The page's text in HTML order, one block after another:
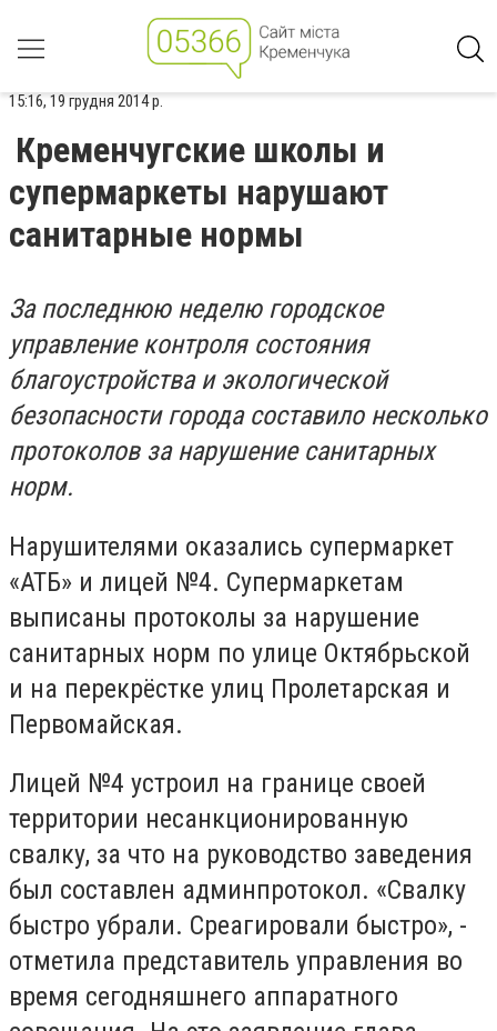
15:16, 19 грудня 2014 р.
Кременчугские школы и
супермаркеты нарушают
санитарные нормы
За последнюю неделю городское
управление контроля состояния
благоустройства и экологической
безопасности города составило несколько
протоколов за нарушение санитарных
норм.
Нарушителями оказались супермаркет
«АТБ» и лицей №4. Супермаркетам
выписаны протоколы за нарушение
санитарных норм по улице Октябрьской
и на перекрёстке улиц Пролетарская и
Первомайская.
Лицей №4 устроил на границе своей
территории несанкционированную
свалку, за что на руководство заведения
был составлен админпротокол. «Свалку
быстро убрали. Среагировали быстро», -
отметила представитель управления во
время сегодняшнего аппаратного